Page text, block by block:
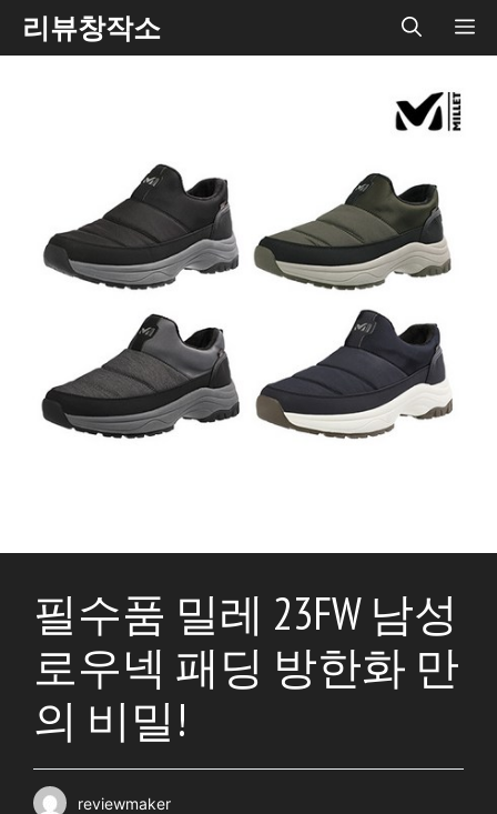
Skip리뷰창작소
필수품 밀레 23FW 남성
로우넥 패딩 방한화 만
의 비밀!
reviewmaker